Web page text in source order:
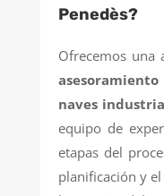
Penedès?
Ofrecemos una
naves
equipo de
etapas del
planificación y